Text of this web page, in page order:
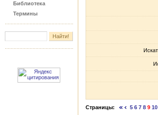
Библиотека
Термины
Страницы: 5 6 7 8 9 10